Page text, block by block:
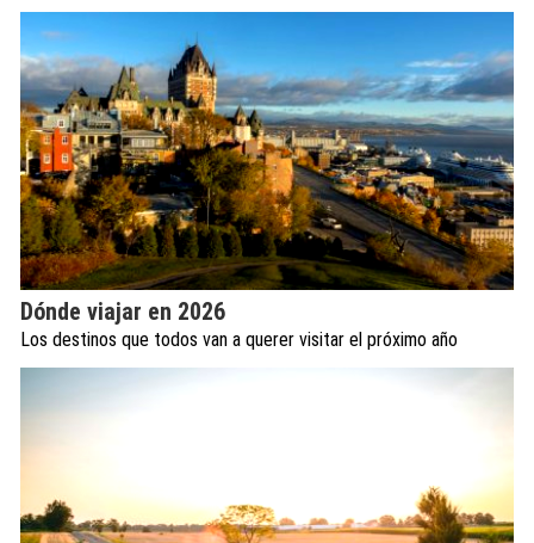
Dónde viajar en 2026
Los destinos que todos van a querer visitar el próximo año